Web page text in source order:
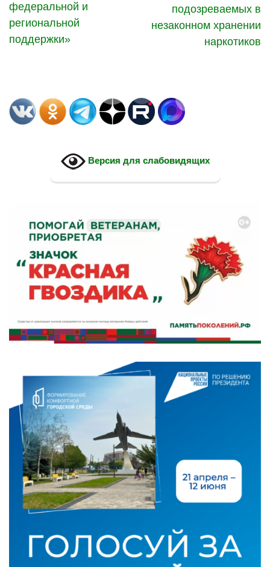
федеральной и
региональной
поддержки»
подозреваемых в
незаконном хранении
наркотиков
Версия для слабовидящих